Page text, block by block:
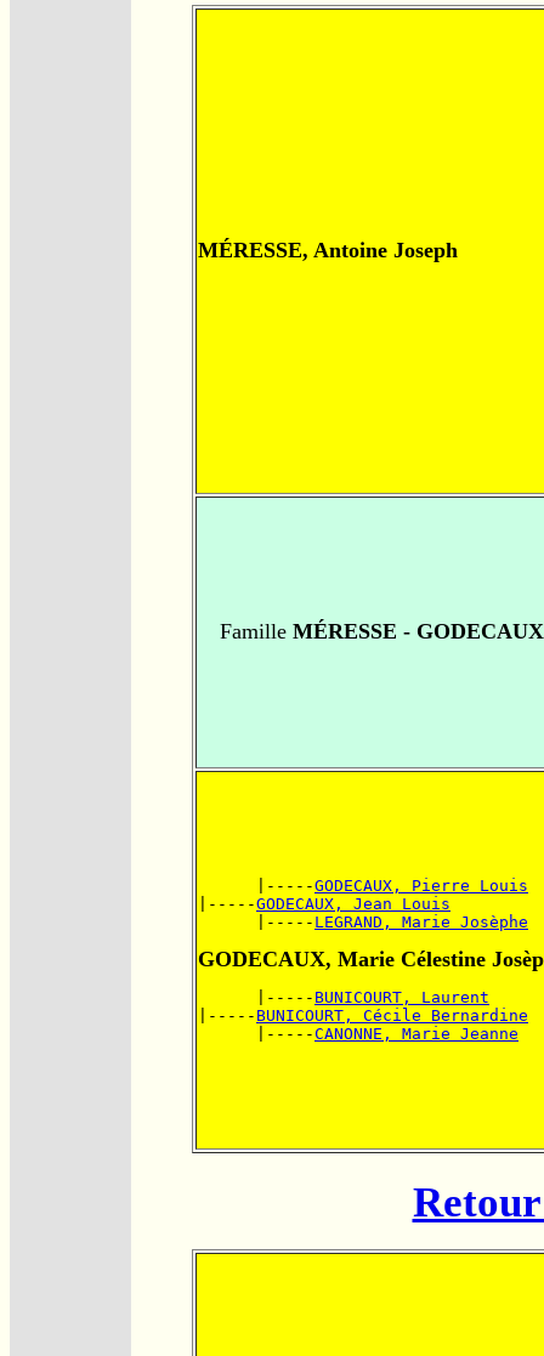
MÉRESSE, Antoine Joseph
Famille MÉRESSE - GODECAUX
      |-----
GODECAUX, Pierre Louis
|-----GODECAUX, Jean Louis
      |-----
LEGRAND, Marie Josèphe
GODECAUX, Marie Célestine
      |-----
BUNICOURT, Laurent
|----- BUNICOURT, Cécile Bernardine
      |-----
CANONNE, Marie Jeanne